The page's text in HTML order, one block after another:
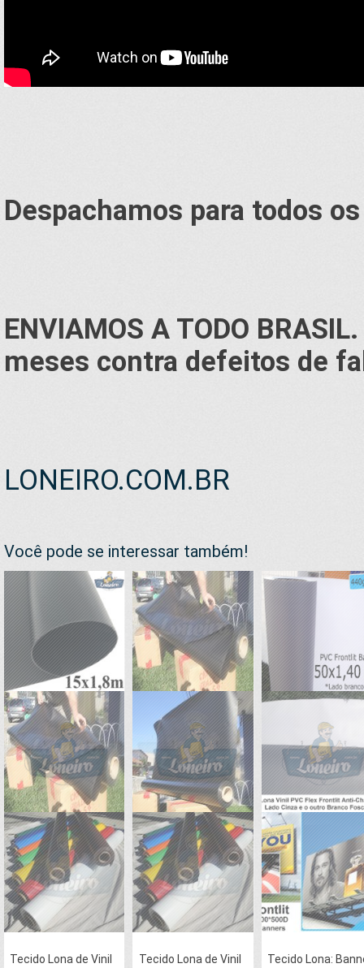
Despachamos para todos
ENVIAMOS A TODO
meses contra defeitos de
LONEIRO.COM.BR
Você pode se interessar também!
Tecido Lona de Vinil Tecido Lona de Vinil Tecido Lona: